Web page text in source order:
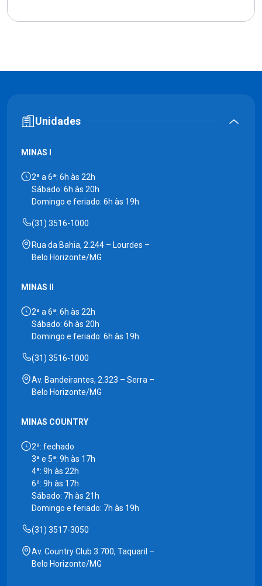
Unidades
MINAS I
2ª a 6ª: 6h às 22h
Sábado: 6h às 20h
Domingo e feriado: 6h às 19h
(31) 3516-1000
Rua da Bahia, 2.244 – Lourdes –
Belo Horizonte/MG
MINAS II
2ª a 6ª: 6h às 22h
Sábado: 6h às 20h
Domingo e feriado: 6h às 19h
(31) 3516-1000
Av. Bandeirantes, 2.323 – Serra –
Belo Horizonte/MG
MINAS COUNTRY
2ª: fechado
3ª e 5ª: 9h às 17h
4ª: 9h às 22h
6ª: 9h às 17h
Sábado: 7h às 21h
Domingo e feriado: 7h às 19h
(31) 3517-3050
Av. Country Club 3.700, Taquaril –
Belo Horizonte/MG